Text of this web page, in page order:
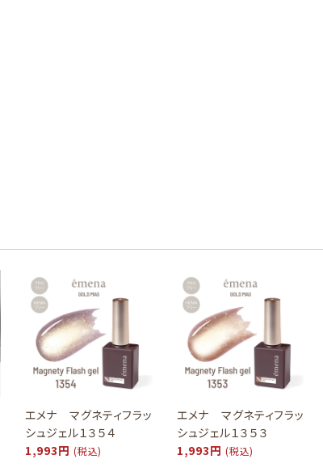
エメナ マグネティフラッ
シュジェル１３５４
1,993円 (税込)
エメナ マグネティフラッ
シュジェル１３５３
1,993円 (税込)